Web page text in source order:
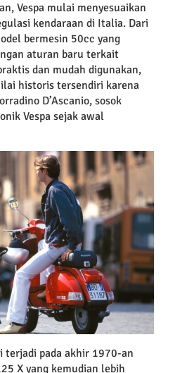
Vespa mulai menyesuaikan
kendaraan di Italia. Dari
bermesin 50cc yang
aturan baru terkait
dan mudah digunakan,
historis tersendiri karena
D’Ascanio, sosok
Vespa sejak awal
terjadi pada akhir 1970-an
X yang kemudian lebih